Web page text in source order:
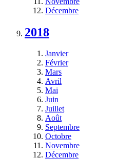
Décembre
2018
Janvier
Février
Mars
Avril
Mai
Juin
Juillet
Août
Septembre
Octobre
Novembre
Décembre